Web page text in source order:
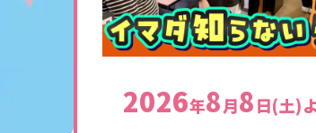
2026年8月8日(土)